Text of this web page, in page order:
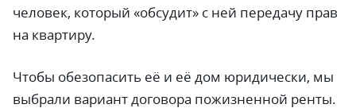
человек, который «обсудит» с ней передачу прав
на квартиру.
Чтобы обезопасить её и её дом юридически, мы
выбрали вариант договора пожизненной ренты.